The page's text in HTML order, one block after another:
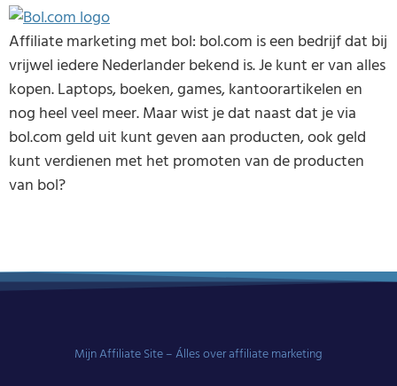
Affiliate marketing met bol: bol.com is een bedrijf dat bij
vrijwel iedere Nederlander bekend is. Je kunt er van alles
kopen. Laptops, boeken, games, kantoorartikelen en
nog heel veel meer. Maar wist je dat naast dat je via
bol.com geld uit kunt geven aan producten, ook geld
kunt verdienen met het promoten van de producten
van bol?
Mijn Affiliate Site – Álles over affiliate marketing